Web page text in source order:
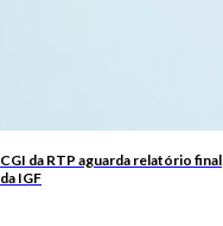
CGI da RTP aguarda relatório final
da IGF